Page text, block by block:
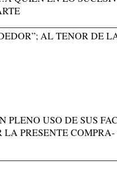
AL TENOR DE
PLENO USO DE SUS
LA PRESENTE